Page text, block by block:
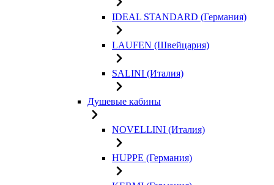
IDEAL STANDARD (Германия)
LAUFEN (Швейцария)
SALINI (Италия)
Душевые кабины
NOVELLINI (Италия)
HUPPE (Германия)